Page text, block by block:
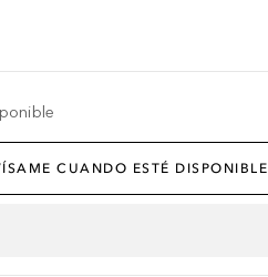
CUANDO ESTÉ DISPONIBLE